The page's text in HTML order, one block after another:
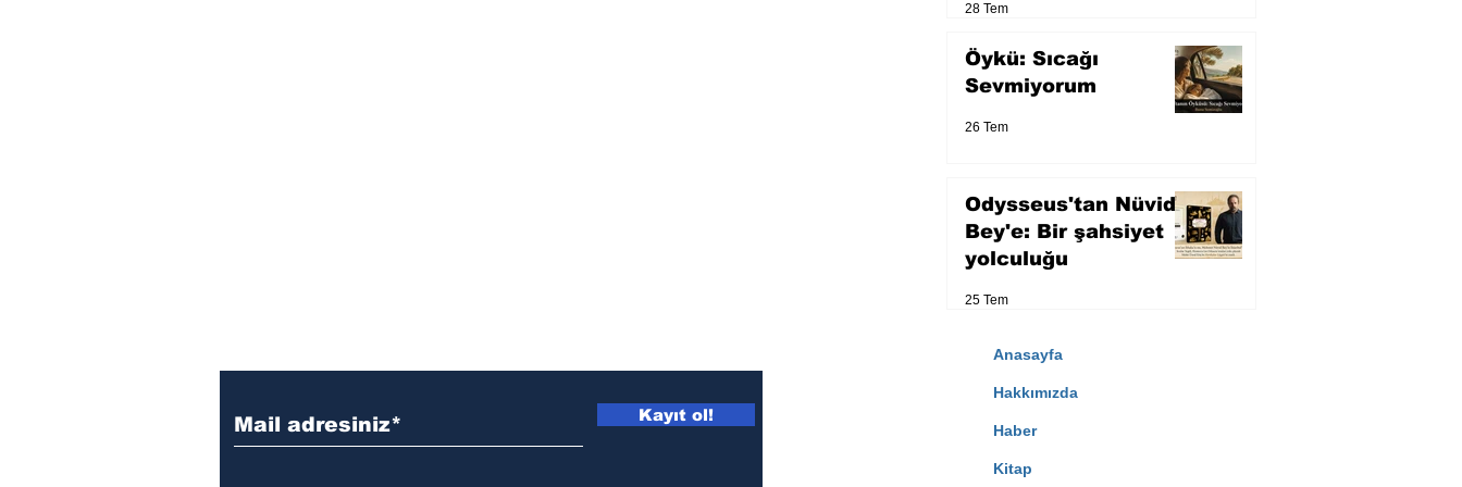
28 Tem
Öykü: Sıcağı
Sevmiyorum
26 Tem
Odysseus'tan Nüvid
Bey'e: Bir şahsiyet
yolculuğu
25 Tem
Kayıt ol!
Anasayfa
Hakkımızda
Haber
Kitap